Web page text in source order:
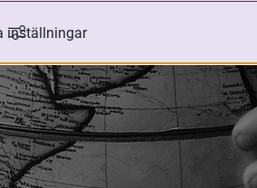
inställningar